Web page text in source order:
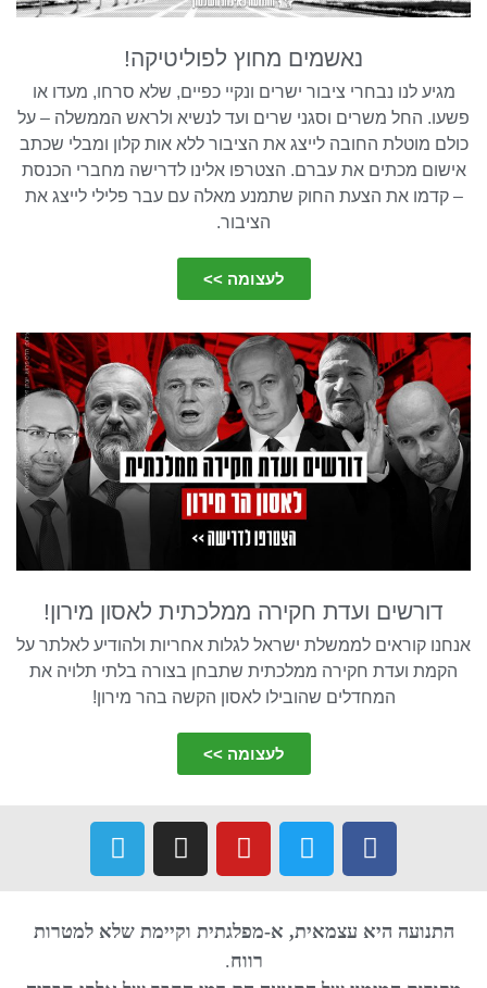
נאשמים מחוץ לפוליטיקה!
מגיע לנו נבחרי ציבור ישרים ונקיי כפיים, שלא סרחו, מעדו או
פשעו. החל משרים וסגני שרים ועד לנשיא ולראש הממשלה – על
כולם מוטלת החובה לייצג את הציבור ללא אות קלון ומבלי שכתב
אישום מכתים את עברם. הצטרפו אלינו לדרישה מחברי הכנסת
– קדמו את הצעת החוק שתמנע מאלה עם עבר פלילי לייצג את
הציבור.
לעצומה >>
דורשים ועדת חקירה ממלכתית לאסון מירון!
אנחנו קוראים לממשלת ישראל לגלות אחריות ולהודיע לאלתר על
הקמת ועדת חקירה ממלכתית שתבחן בצורה בלתי תלויה את
המחדלים שהובילו לאסון הקשה בהר מירון!
לעצומה >>
התנועה היא עצמאית, א-מפלגתית וקיימת שלא למטרות
רווח.